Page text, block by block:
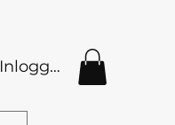
Inloggen